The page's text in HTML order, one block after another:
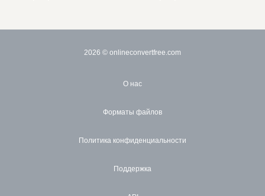
2026 © onlineconvertfree.com
О нас
Форматы файлов
Политика конфиденциальности
Поддержка